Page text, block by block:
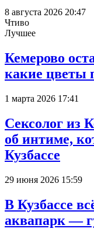
8 августа 2026 20:47
Чтиво
Лучшее
Кемерово
какие цветы
1 марта 2026 17:41
Сексолог из
об интиме,
Кузбассе
29 июня 2026 15:59
В Кузбассе
аквапарк —